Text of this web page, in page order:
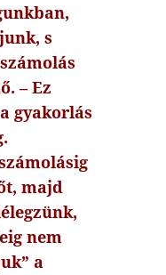
s
– Ez
gyakorlás
majd
nem
a